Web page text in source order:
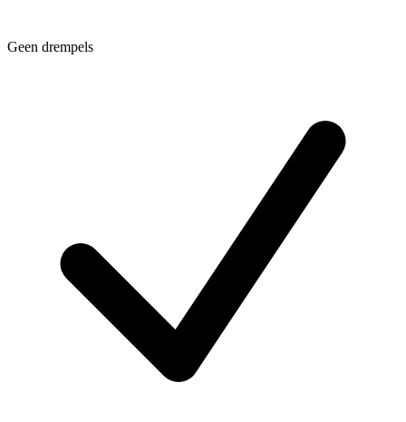
Geen drempels